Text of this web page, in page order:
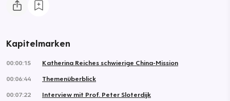
Kapitelmarken
00:00:15
Katherina Reiches schwierige China-Mission
00:06:44
Themenüberblick
00:07:22
Interview mit Prof. Peter Sloterdijk